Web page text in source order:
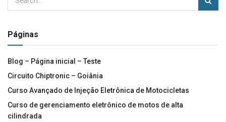
Páginas
Blog – Página inicial – Teste
Circuito Chiptronic – Goiânia
Curso Avançado de Injeção Eletrônica de Motocicletas
Curso de gerenciamento eletrônico de motos de alta
cilindrada